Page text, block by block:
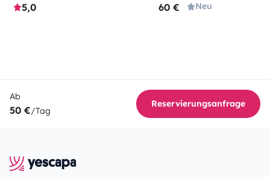
5,0
60 € Neu
Ab
50 €/Tag
Reservierungsanfrage